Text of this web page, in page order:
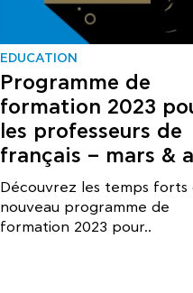
EDUCATION
Programme de
formation 2023
les professeurs de
français – mars &
Découvrez les temps forts
nouveau programme de
formation 2023 pour..